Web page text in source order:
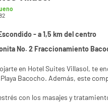
- a 1,5 km del centro
2 Fraccionamiento Bacocho, Puerto Escondido
en Hotel Suites Villasol, te
Playa Coral y Playa
con los masajes y